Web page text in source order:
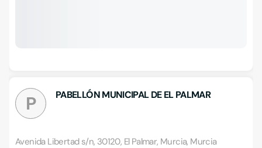
P PABELLÓN MUNICIPAL DE EL PALMAR
Avenida Libertad s/n, 30120, El Palmar, Murcia, Murcia